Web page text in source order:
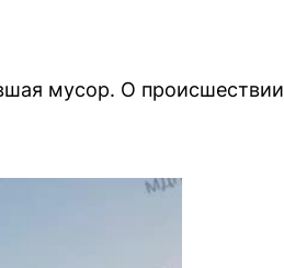
мусор. О происшествии